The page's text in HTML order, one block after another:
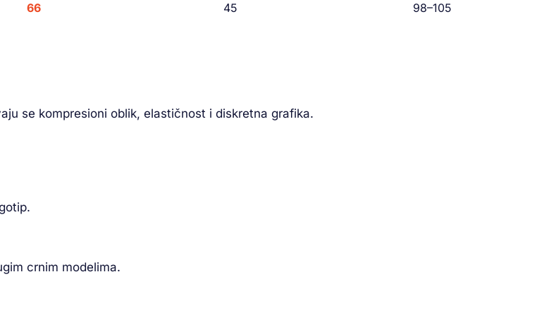
66 45 98–105
se kompresioni oblik, elastičnost i diskretna grafika.
crnim modelima.